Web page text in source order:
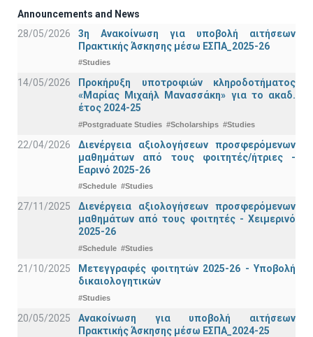
Announcements and News
28/05/2026
3η Ανακοίνωση για υποβολή αιτήσεων
Πρακτικής Άσκησης μέσω ΕΣΠΑ_2025-26
#Studies
14/05/2026
Προκήρυξη υποτροφιών κληροδοτήματος
«Μαρίας Μιχαήλ Μανασσάκη» για το ακαδ.
έτος 2024-25
#Postgraduate Studies #Scholarships #Studies
22/04/2026
Διενέργεια αξιολογήσεων προσφερόμενων
μαθημάτων από τους φοιτητές/ήτριες -
Εαρινό 2025-26
#Schedule #Studies
27/11/2025
Διενέργεια αξιολογήσεων προσφερόμενων
μαθημάτων από τους φοιτητές - Χειμερινό
2025-26
#Schedule #Studies
21/10/2025
Μετεγγραφές φοιτητών 2025-26 - Υποβολή
δικαιολογητικών
#Studies
20/05/2025
Ανακοίνωση για υποβολή αιτήσεων
Πρακτικής Άσκησης μέσω ΕΣΠΑ_2024-25